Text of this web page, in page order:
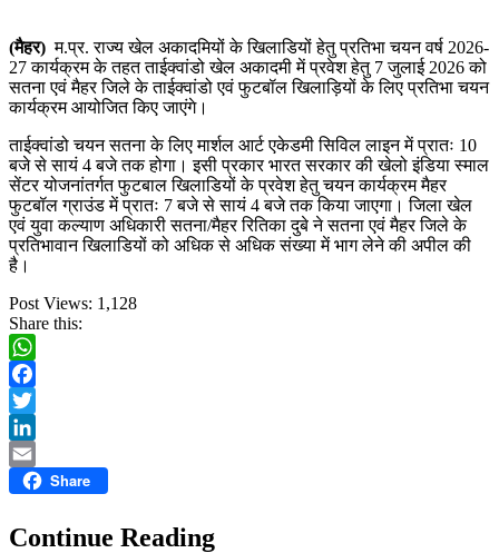
(मैहर) म.प्र. राज्य खेल अकादमियों के खिलाडियों हेतु प्रतिभा चयन वर्ष 2026-
27 कार्यक्रम के तहत ताईक्वांडो खेल अकादमी में प्रवेश हेतु 7 जुलाई 2026 को
सतना एवं मैहर जिले के ताईक्वांडो एवं फुटबॉल खिलाड़ियों के लिए प्रतिभा चयन
कार्यक्रम आयोजित किए जाएंगे।
ताईक्वांडो चयन सतना के लिए मार्शल आर्ट एकेडमी सिविल लाइन में प्रातः 10
बजे से सायं 4 बजे तक होगा। इसी प्रकार भारत सरकार की खेलो इंडिया स्माल
सेंटर योजनांतर्गत फुटबाल खिलाडियों के प्रवेश हेतु चयन कार्यक्रम मैहर
फुटबॉल ग्राउंड में प्रातः 7 बजे से सायं 4 बजे तक किया जाएगा। जिला खेल
एवं युवा कल्याण अधिकारी सतना/मैहर रितिका दुबे ने सतना एवं मैहर जिले के
प्रतिभावान खिलाडियों को अधिक से अधिक संख्या में भाग लेने की अपील की
है।
Post Views: 1,128
Share this:
WhatsApp
Facebook
Twitter
LinkedIn
Email Share
Continue Reading